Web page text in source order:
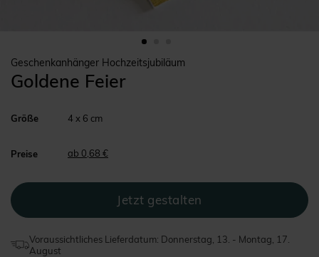
Geschenkanhänger Hochzeitsjubiläum
Goldene Feier
Größe 4 x 6 cm
Preise ab 0,68 €
Voraussichtliches Lieferdatum: Donnerstag, 13. - Montag, 17.
August